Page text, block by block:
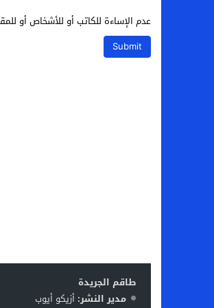
عدم الإساءة للكاتب أو للأشخاص أو
طاقم الجريدة
مدير النشر: أزيكو أيوب